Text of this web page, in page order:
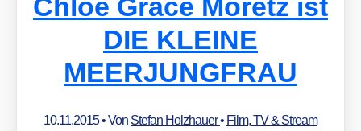
DIE KLEINE
MEERJUNGFRAU
10.11.2015• Von Stefan Holzhauer• Film, TV & Stream